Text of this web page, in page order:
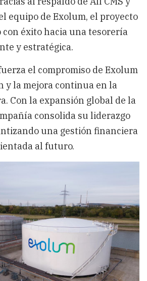
equipo de Exolum, el proyecto
con éxito hacia una tesorería
y estratégica.
el compromiso de Exolum
y la mejora continua en la
Con la expansión global de la
consolida su liderazgo
una gestión financiera
al futuro.